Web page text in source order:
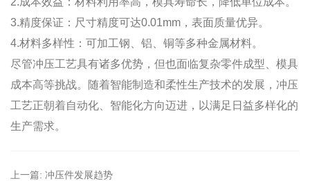
3.精度保证：尺寸精度可达0.01mm，表面质量优异。
4.材料多样性：可加工钢、铝、铜等多种金属材料。
尽管冲压工艺具有诸多优势，但也面临复杂零件成型、模具
成本高等挑战。随着智能制造和柔性生产技术的发展，冲压
工艺正朝着自动化、智能化方向迈进，以满足日益多样化的
生产需求。
上一篇: 冲压件发展趋势